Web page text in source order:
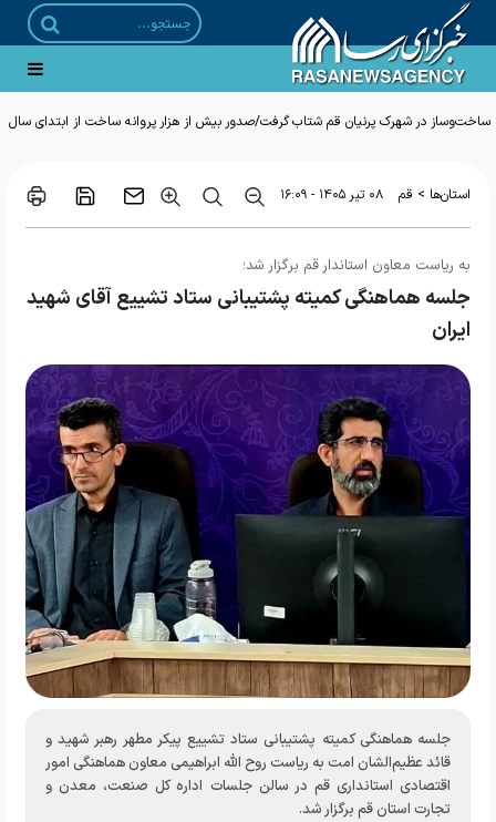
ساخت‌وساز در شهرک پرنیان قم شتاب گرفت/صدور بیش از هزار پروانه ساخت از ابتدای سال
استان‌ها > قم ۰۸ تير ۱۴۰۵ - ۱۶:۰۹
به ریاست معاون استاندار قم برگزار شد؛
جلسه هماهنگی کمیته پشتیبانی ستاد تشییع آقای شهید
ایران
جلسه هماهنگی کمیته پشتیبانی ستاد تشییع پیکر مطهر رهبر شهید و
قائد عظیم‌الشان امت به ریاست روح الله ابراهیمی معاون هماهنگی امور
اقتصادی استانداری قم در سالن جلسات اداره کل صنعت، معدن و
تجارت استان قم برگزار شد.